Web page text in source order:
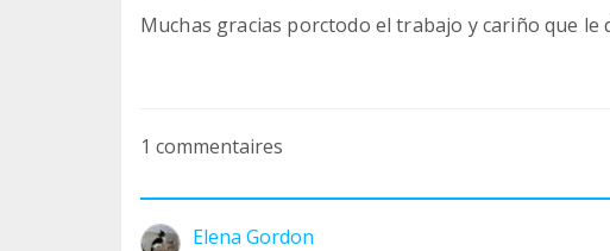
Muchas gracias porctodo el trabajo y cariño que le
1 commentaires
Elena Gordon